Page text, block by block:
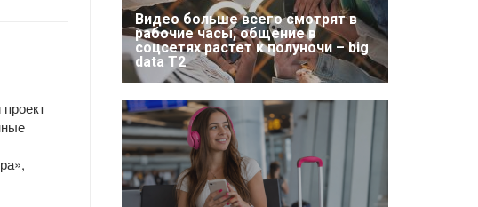
Видео больше всего смотрят в
рабочие часы, общение в
соцсетях растет к полуночи – big
data T2